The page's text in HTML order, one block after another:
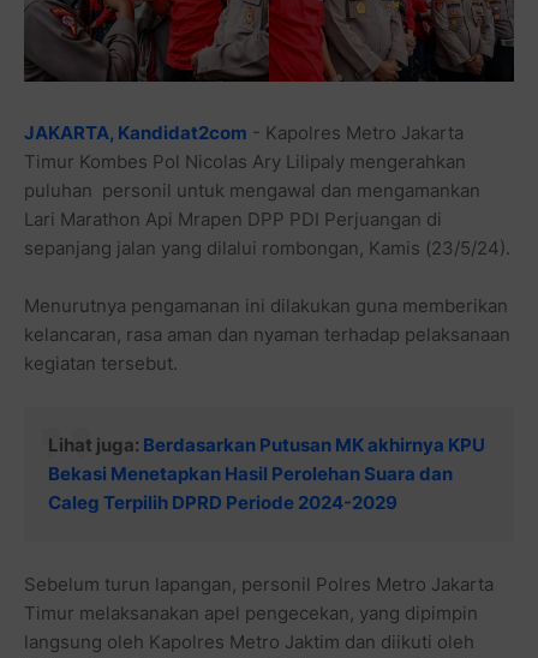
JAKARTA, Kandidat2com - Kapolres Metro Jakarta
Timur Kombes Pol Nicolas Ary Lilipaly mengerahkan
puluhan personil untuk mengawal dan mengamankan
Lari Marathon Api Mrapen DPP PDI Perjuangan di
sepanjang jalan yang dilalui rombongan, Kamis (23/5/24).
Menurutnya pengamanan ini dilakukan guna memberikan
kelancaran, rasa aman dan nyaman terhadap pelaksanaan
kegiatan tersebut.
Lihat juga: Berdasarkan Putusan MK akhirnya KPU
Bekasi Menetapkan Hasil Perolehan Suara dan
Caleg Terpilih DPRD Periode 2024-2029
Sebelum turun lapangan, personil Polres Metro Jakarta
Timur melaksanakan apel pengecekan, yang dipimpin
langsung oleh Kapolres Metro Jaktim dan diikuti oleh